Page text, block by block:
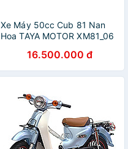
Xe Máy 50cc Cub 81 Nan
Hoa TAYA MOTOR XM81_06
16.500.000 đ